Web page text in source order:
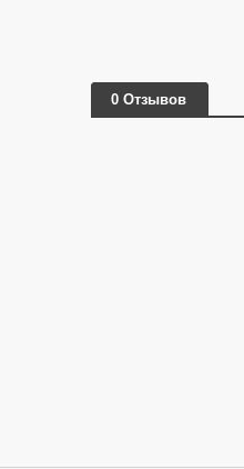
0 Отзывов